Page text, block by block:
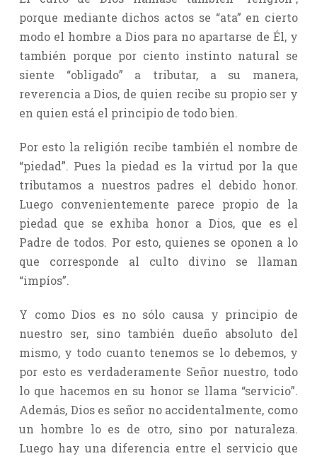
porque mediante dichos actos se “ata” en cierto
modo el hombre a Dios para no apartarse de Él, y
también porque por ciento instinto natural se
siente “obligado” a tributar, a su manera,
reverencia a Dios, de quien recibe su propio ser y
en quien está el principio de todo bien.
Por esto la religión recibe también el nombre de
“piedad”. Pues la piedad es la virtud por la que
tributamos a nuestros padres el debido honor.
Luego convenientemente parece propio de la
piedad que se exhiba honor a Dios, que es el
Padre de todos. Por esto, quienes se oponen a lo
que corresponde al culto divino se llaman
“impíos”.
Y como Dios es no sólo causa y principio de
nuestro ser, sino también dueño absoluto del
mismo, y todo cuanto tenemos se lo debemos, y
por esto es verdaderamente Señor nuestro, todo
lo que hacemos en su honor se llama “servicio”.
Además, Dios es señor no accidentalmente, como
un hombre lo es de otro, sino por naturaleza.
Luego hay una diferencia entre el servicio que